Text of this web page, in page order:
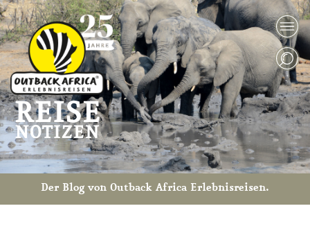
Der Blog von Outback Africa Erlebnisreisen.